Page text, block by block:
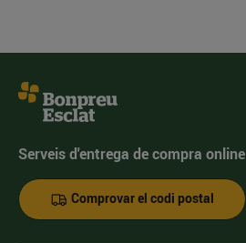
Serveis d'entrega de compra online
Comprovar el codi postal